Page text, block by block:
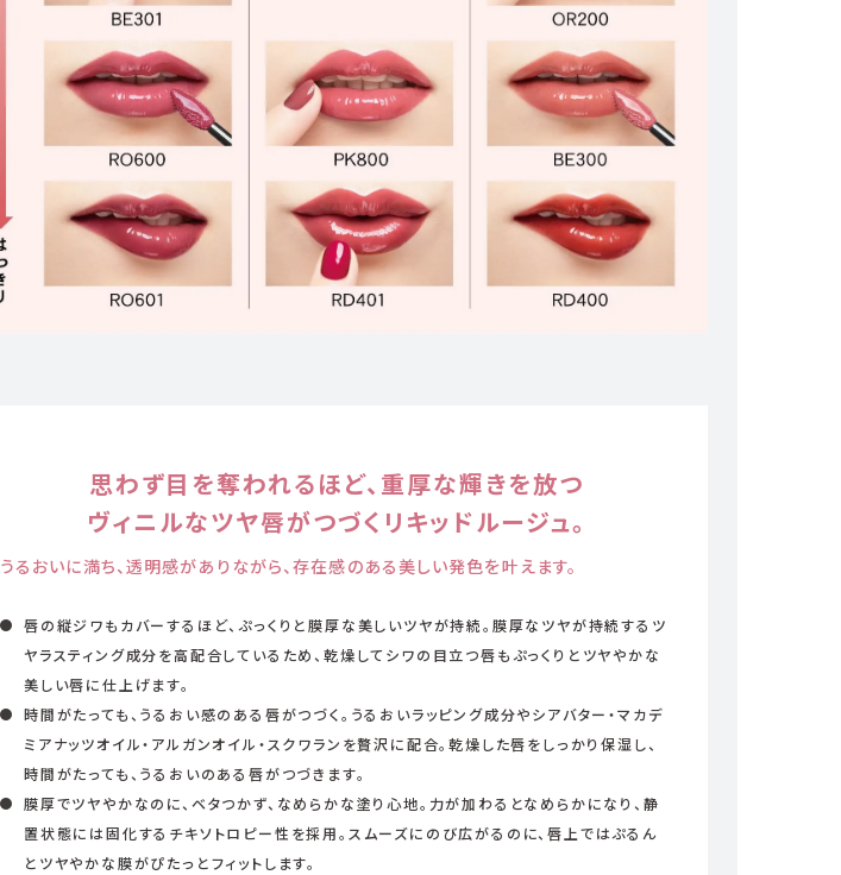
思わず目を奪われるほど、 重厚な輝きを放つ
ヴィニルなツヤ唇がつづく リキッドルージュ。
うるおいに満ち、透明感がありながら、存在感のある美しい発色を叶えます。
唇の縦ジワもカバーするほど、ぷっくりと膜厚な美しいツヤが持続。膜厚なツヤが持続するツ
ヤラスティング成分を高配合しているため、乾燥してシワの目立つ唇もぷっくりとツヤやかな
美しい唇に仕上げます。
時間がたっても、うるおい感のある唇がつづく。うるおいラッピング成分やシアバター・マカデ
ミアナッツオイル・アルガンオイル・スクワランを贅沢に配合。乾燥した唇をしっかり保湿し、
時間がたっても、うるおいのある唇がつづきます。
膜厚でツヤやかなのに、ベタつかず、なめらかな塗り心地。力が加わるとなめらかになり、静
置状態には固化するチキソトロピー性を採用。スムーズにのび広がるのに、唇上ではぷるん
とツヤやかな膜がぴたっとフィットします。